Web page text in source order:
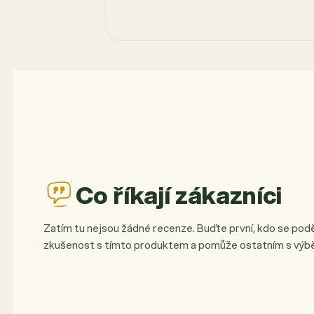
Co říkají zákazníci
Zatím tu nejsou žádné recenze. Buďte první, kdo se
zkušenost s tímto produktem a pomůže ostatním s